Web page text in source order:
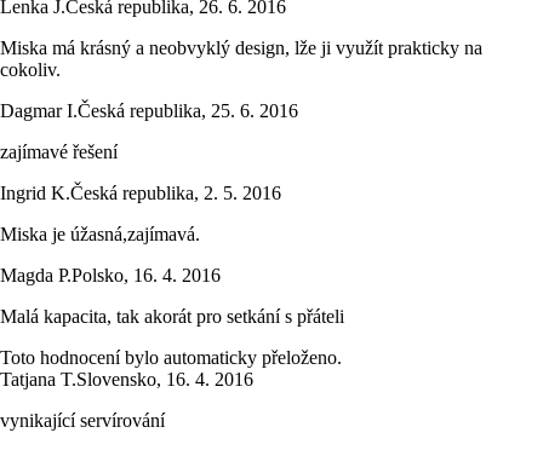
Lenka J.Česká republika, 26. 6. 2016
Miska má krásný a neobvyklý design, lže ji využít prakticky na
cokoliv.
Dagmar I.Česká republika, 25. 6. 2016
zajímavé řešení
Ingrid K.Česká republika, 2. 5. 2016
Miska je úžasná,zajímavá.
Magda P.Polsko, 16. 4. 2016
Malá kapacita, tak akorát pro setkání s přáteli
Toto hodnocení bylo automaticky přeloženo.
Tatjana T.Slovensko, 16. 4. 2016
vynikající servírování